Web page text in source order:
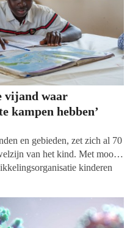
vijand waar
kampen hebben’
en gebieden, zet zich al 70
van het kind. Met mooie
kinderen
vraagt het
corporate communicatie en